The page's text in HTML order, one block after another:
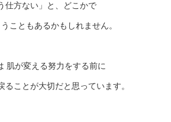
仕方ない」と、どこかで
こともあるかもしれません。
肌が変える努力をする前に
ることが大切だと思っています。